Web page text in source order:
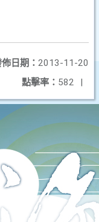
日期： 2013-11-20
點擊率： 582 |